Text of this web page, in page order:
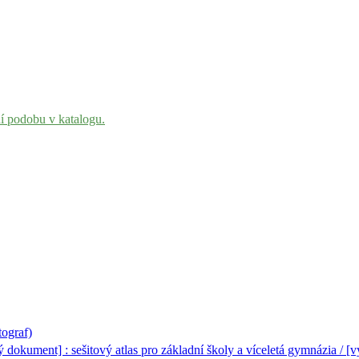
podobu v katalogu.
: sešitový atlas pro základní školy a víceletá gymnázia /